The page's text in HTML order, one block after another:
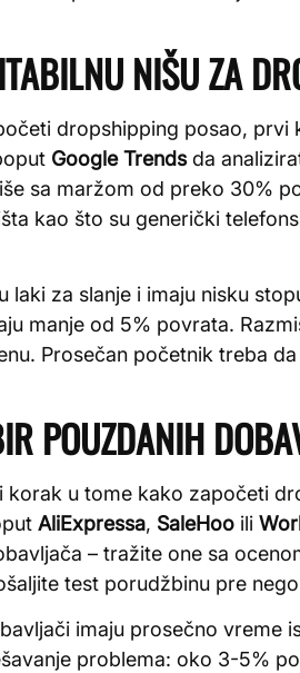
NIŠU ZA
dropshipping posao, prvi
Google Trendsda
sa maržom od preko 30%
kao što su generički
laki za slanje i imaju nisku
manje od 5% povrata.
Prosečan početnik treba
POUZDANIH
korak u tome kako započeti
AliExpressa, SaleHoo ili
– tražite one sa
test porudžbinu pre
imaju prosečno vreme
problema: oko 3-5%